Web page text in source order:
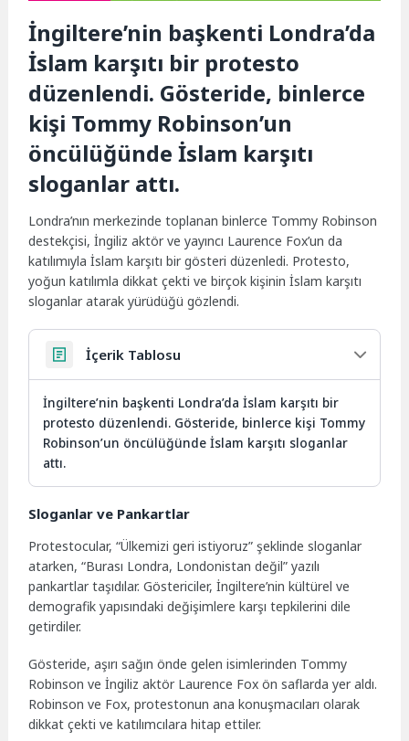
İngiltere’nin başkenti Londra’da
İslam karşıtı bir protesto
düzenlendi. Gösteride, binlerce
kişi Tommy Robinson’un
öncülüğünde İslam karşıtı
sloganlar attı.
Londra’nın merkezinde toplanan binlerce Tommy Robinson
destekçisi, İngiliz aktör ve yayıncı Laurence Fox’un da
katılımıyla İslam karşıtı bir gösteri düzenledi. Protesto,
yoğun katılımla dikkat çekti ve birçok kişinin İslam karşıtı
sloganlar atarak yürüdüğü gözlendi.
İçerik Tablosu
İngiltere’nin başkenti Londra’da İslam karşıtı bir
protesto düzenlendi. Gösteride, binlerce kişi Tommy
Robinson’un öncülüğünde İslam karşıtı sloganlar
attı.
Sloganlar ve Pankartlar
Protestocular, “Ülkemizi geri istiyoruz” şeklinde sloganlar
atarken, “Burası Londra, Londonistan değil” yazılı
pankartlar taşıdılar. Göstericiler, İngiltere’nin kültürel ve
demografik yapısındaki değişimlere karşı tepkilerini dile
getirdiler.
Gösteride, aşırı sağın önde gelen isimlerinden Tommy
Robinson ve İngiliz aktör Laurence Fox ön saflarda yer aldı.
Robinson ve Fox, protestonun ana konuşmacıları olarak
dikkat çekti ve katılımcılara hitap ettiler.